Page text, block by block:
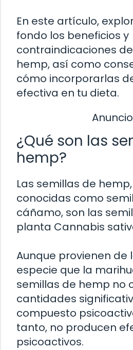
En este artículo,
fondo los beneficios y
contraindicaciones
hemp, así como
cómo incorporarlas
efectiva en tu dieta.
¿Qué son las
hemp?
Las semillas de
conocidas como
cáñamo, son las
planta Cannabis
Aunque provienen de
especie que la
semillas de hemp no
cantidades
compuesto
tanto, no producen
psicoactivos.